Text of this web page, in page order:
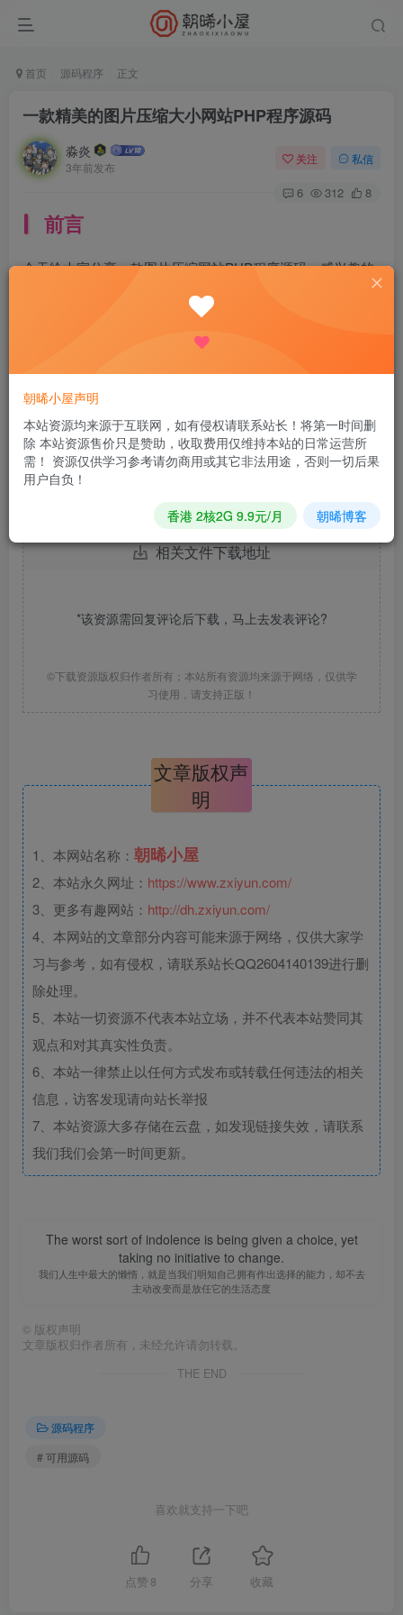
首页 源码程序 正文
一款精美的图片压缩大小网站PHP程序源码
淼炎
3年前发布
关注 私信
6 312 8
前言
今天给大家分享一款图片压缩网站PHP程序源码，感兴趣的
站点，我给下载放到本地调用了，访问速度更快。
相关文件下载地址
*该资源需回复评论后下载，马上去发表评论?
©下载资源版权归作者所有；本站所有资源均来源于网络，仅供学
习使用，请支持正版！
文章版权声
明
1、本网站名称： 朝晞小屋
2、本站永久网址： https://www.zxiyun.com/
3、更多有趣网站： http://dh.zxiyun.com/
4、本网站的文章部分内容可能来源于网络，仅供大家学
习与参考，如有侵权，请联系站长QQ2604140139进行删
除处理。
5、本站一切资源不代表本站立场，并不代表本站赞同其
观点和对其真实性负责。
6、本站一律禁止以任何方式发布或转载任何违法的相关
信息，访客发现请向站长举报
7、本站资源大多存储在云盘，如发现链接失效，请联系
我们我们会第一时间更新。
The worst sort of indolence is being given a choice, yet
taking no initiative to change.
我们人生中最大的懒惰，就是当我们明知自己拥有作出选择的能力，却不去
主动改变而是放任它的生活态度
© 版权声明
文章版权归作者所有，未经允许请勿转载。
THE END
源码程序
# 可用源码
喜欢就支持一下吧
点赞 8 分享 收藏
朝晞小屋声明
本站资源均来源于互联网，如有侵权请联系站长！将第一时间删
除 本站资源售价只是赞助，收取费用仅维持本站的日常运营所
需！ 资源仅供学习参考请勿商用或其它非法用途，否则一切后果
用户自负！
香港 2核2G 9.9元/月 朝晞博客